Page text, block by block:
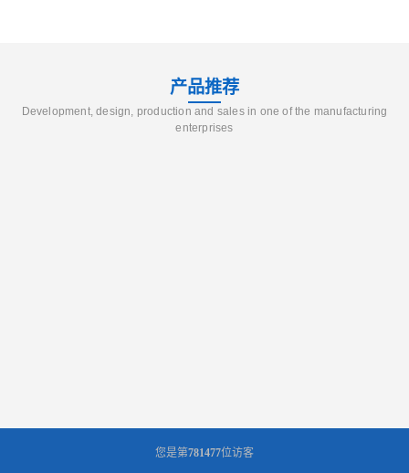
产品推荐
Development, design, production and sales in one of the manufacturing
enterprises
您是第781477位访客